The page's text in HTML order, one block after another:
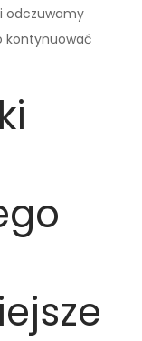
odczuwamy
kontynuować